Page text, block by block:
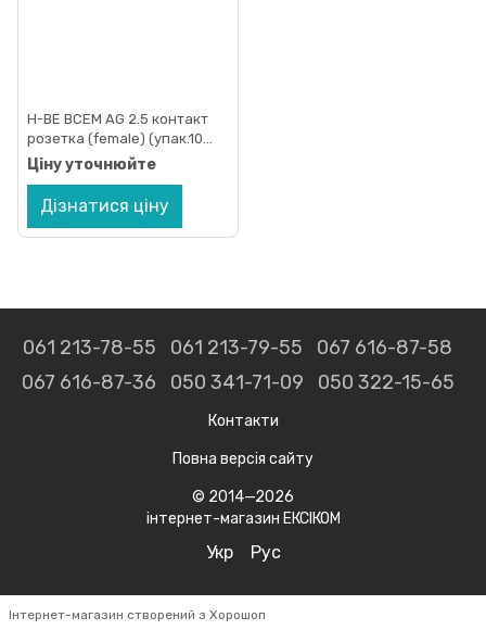
H-BE BCEM AG 2.5 контакт
розетка (female) (упак.10
11195300
Ціну уточнюйте
Дізнатися ціну
061 213-78-55 061 213-79-55
067 616-87-58
067 616-87-36
050 341-71-09 050 322-15-65
Контакти
Повна версія сайту
© 2014—2026
інтернет-магазин ЕКСІКОМ
Укр Рус
Інтернет-магазин створений з Хорошоп